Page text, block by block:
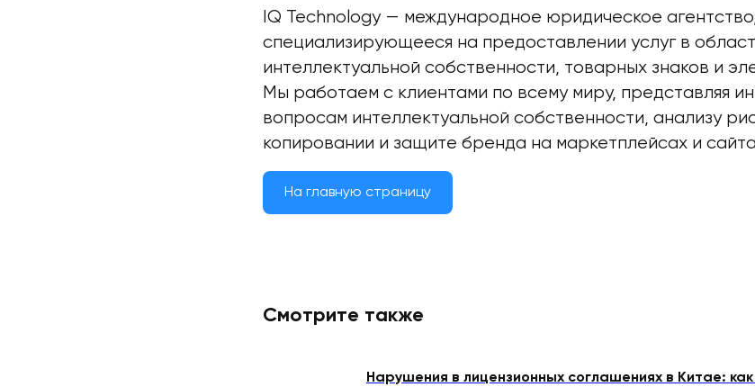
IQ Technology — международное юридическое
специализирующееся на предоставлении услуг в
интеллектуальной собственности, товарных знаков и
Мы работаем с клиентами по всему миру, представляя
вопросам интеллектуальной собственности, анализу
копировании и защите бренда на маркетплейсах и
На главную страницу
Смотрите также
Нарушения в лицензионных соглашениях в Китае: